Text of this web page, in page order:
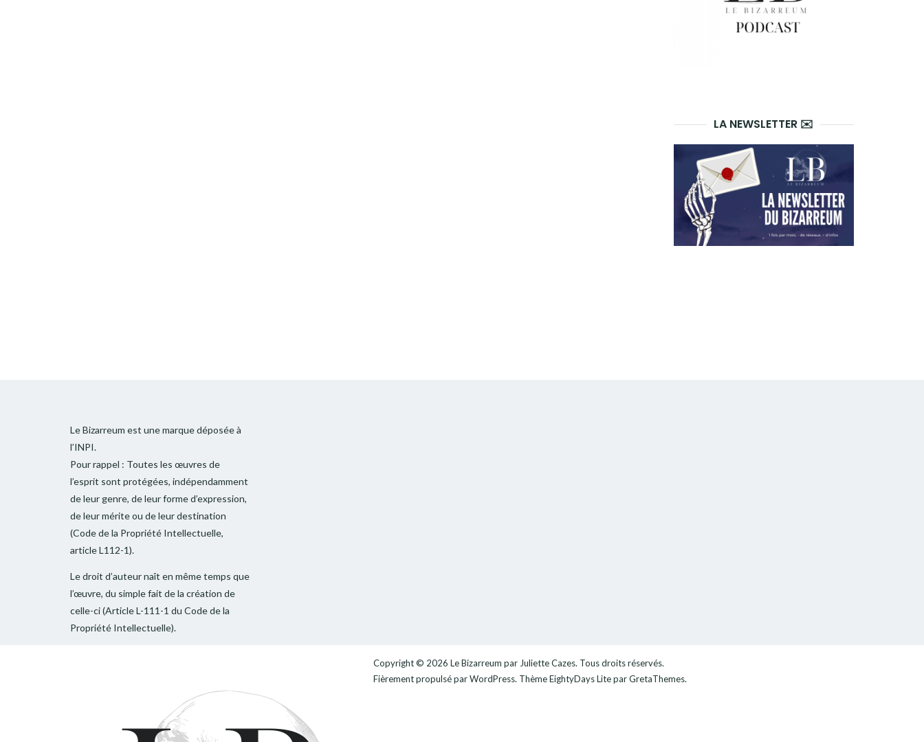
LA NEWSLETTER ✉️
Le Bizarreum est une marque déposée à
l’INPI.
Pour rappel : Toutes les œuvres de
l’esprit sont protégées, indépendamment
de leur genre, de leur forme d’expression,
de leur mérite ou de leur destination
(Code de la Propriété Intellectuelle,
article L112-1).
Le droit d’auteur naît en même temps que
l’œuvre, du simple fait de la création de
celle-ci (Article L-111-1 du Code de la
Propriété Intellectuelle).
Copyright © 2026 Le Bizarreum par Juliette Cazes. Tous droits réservés.
Fièrement propulsé parWordPress. ThèmeEightyDays Litepar GretaThemes.